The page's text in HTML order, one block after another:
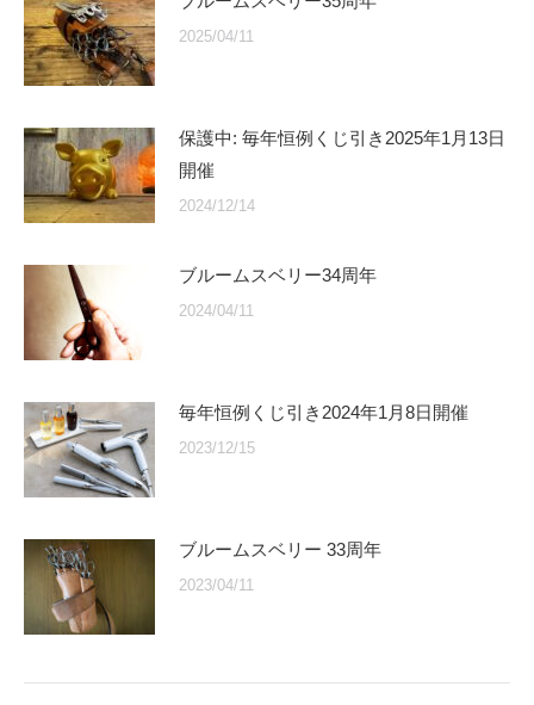
2025/04/11
保護中: 毎年恒例くじ引き2025年1月13日
開催
2024/12/14
ブルームスベリー34周年
2024/04/11
毎年恒例くじ引き2024年1月8日開催
2023/12/15
ブルームスベリー 33周年
2023/04/11